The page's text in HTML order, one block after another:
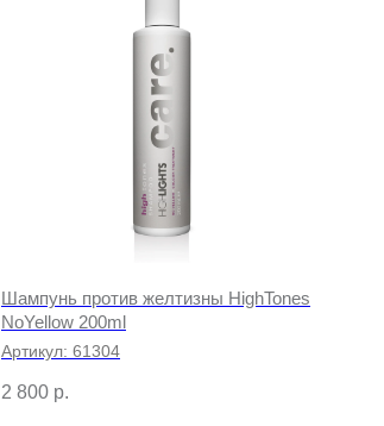
Шампунь против желтизны HighTones
NoYellow 200ml
Артикул: 61304
2 800 р.